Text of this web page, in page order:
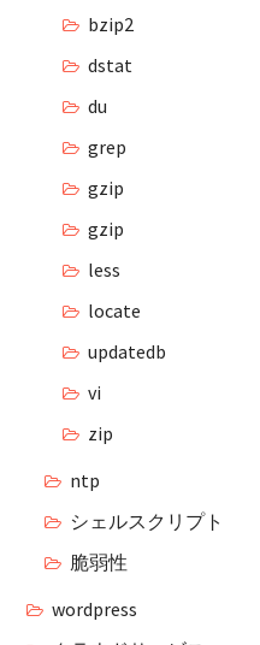
bzip2
dstat
du
grep
gzip
gzip
less
locate
updatedb
vi
zip
ntp
シェルスクリプト
脆弱性
wordpress